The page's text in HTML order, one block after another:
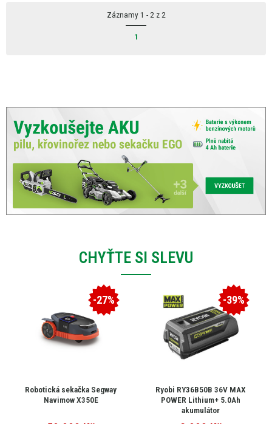
Záznamy 1 - 2 z 2
1
CHYŤTE SI SLEVU
-27%
Robotická sekačka Segway
Navimow X350E
-39%
Ryobi RY36B50B 36V MAX
POWER Lithium+ 5.0Ah
akumulátor